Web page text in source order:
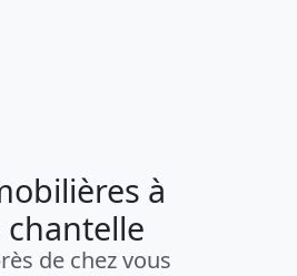
à
chantelle
de chez vous